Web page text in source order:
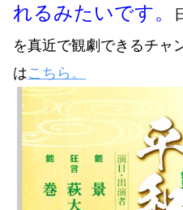
れるみたいです。
を真近で観劇できるチャ
はこちら。